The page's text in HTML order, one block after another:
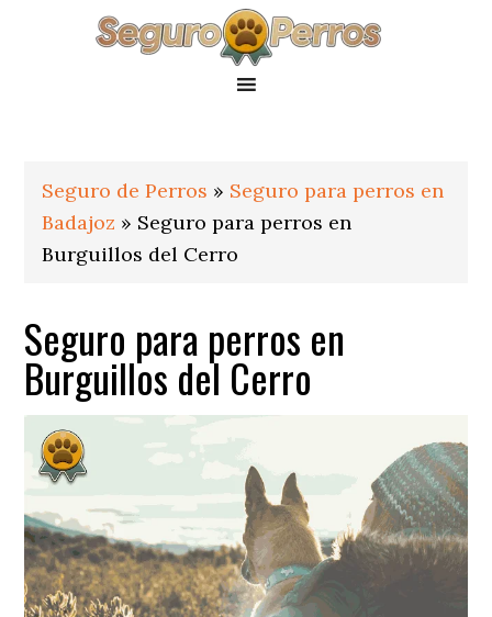
Seguro de Perros » Seguro para perros en
Badajoz » Seguro para perros en
Burguillos del Cerro
Seguro para perros en
Burguillos del Cerro